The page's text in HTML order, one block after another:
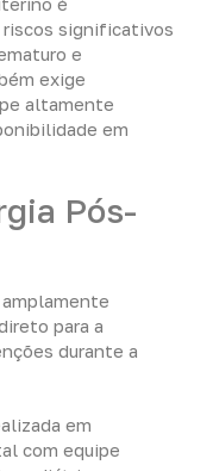
significativos
e
exige
altamente
em
Pós-
para a
durante a
em
com equipe